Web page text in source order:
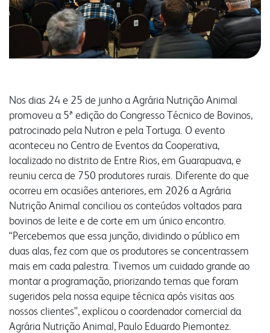
pesquisa
laboratório
unidades
administração
parceiros comerciais
relatório anual
grits e flakes
outros negócios
comunidade
fundação semmelweis
integração solidária
esporte e lazer
sustentabilidade
nossa conduta
vídeo nossa conduta
fornecedores
seja fornecedor
produtos
vendas
congresso bovino
malte
inicial
produtos
receitas
do campo ao copo
biblioteca digital
vídeos
contatos comerciais
óleo e farelo
a indústria
produtos
laudos
certificações
transportes
contatos
farinhas grits e flakes bms
Nos dias 24 e 25 de junho a Agrária Nutrição Animal
promoveu a 5ª edição do Congresso Técnico de Bovinos,
patrocinado pela Nutron e pela Tortuga. O evento
aconteceu no Centro de Eventos da Cooperativa,
localizado no distrito de Entre Rios, em Guarapuava, e
reuniu cerca de 750 produtores rurais. Diferente do que
ocorreu em ocasiões anteriores, em 2026 a Agrária
Nutrição Animal conciliou os conteúdos voltados para
bovinos de leite e de corte em um único encontro.
“Percebemos que essa junção, dividindo o público em
duas alas, fez com que os produtores se concentrassem
mais em cada palestra. Tivemos um cuidado grande ao
montar a programação, priorizando temas que foram
sugeridos pela nossa equipe técnica após visitas aos
nossos clientes”, explicou o coordenador comercial da
Agrária Nutrição Animal, Paulo Eduardo Piemontez.